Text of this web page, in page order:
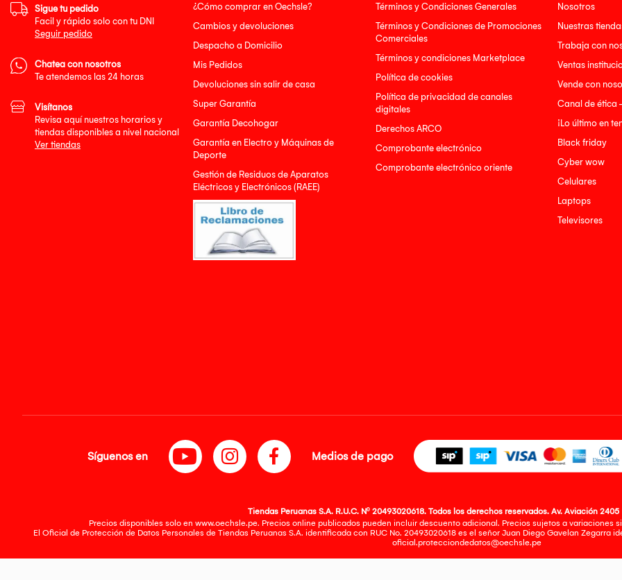
¿Cómo comprar en Oechsle?
Cambios y devoluciones
Despacho a Domicilio
Mis Pedidos
Devoluciones sin salir de casa
Super Garantía
Garantía Decohogar
Garantía en Electro y Máquinas de
Deporte
Gestión de Residuos de Aparatos
Eléctricos y Electrónicos (RAEE)
Términos y Condiciones Generales
Términos y Condiciones de Promociones
Comerciales
Términos y condiciones Marketplace
Política de cookies
Política de privacidad de canales
digitales
Derechos ARCO
Comprobante electrónico
Comprobante electrónico oriente
Nosotros
Nuestras
Trabaja con
Ventas
Vende con
Canal de ética
¡Lo último en
Black friday
Cyber wow
Celulares
Laptops
Televisores
Sigue tu pedido
Facil y rápido solo con tu DNI
Seguir pedido
Chatea con nosotros
Te atendemos las 24 horas
Visítanos
Revisa aquí nuestros horarios y
tiendas disponibles a nivel nacional
Ver tiendas
Síguenos en Medios de pago
Tiendas Peruanas S.A. R.U.C. Nº 20493020618. Todos los derechos reservados. Av. Aviación 2405
Precios disponibles solo en www.oechsle.pe. Precios online publicados pueden incluir descuento adicional. Precios sujetos a variaciones
El Oficial de Protección de Datos Personales de Tiendas Peruanas S.A. identificada con RUC No. 20493020618 es el señor Juan Diego Gavelan Zegarra
oficial.protecciondedatos@oechsle.pe